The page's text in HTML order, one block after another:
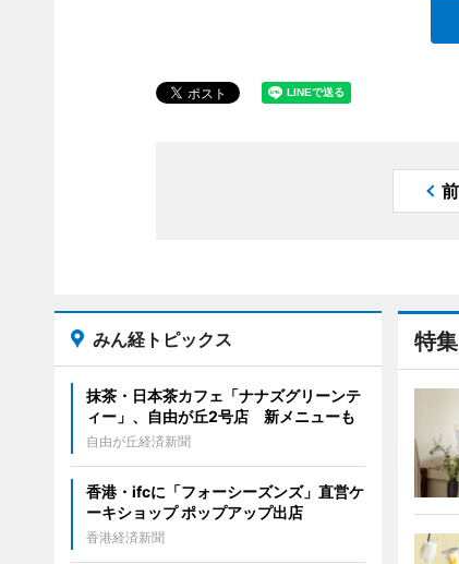
特集
みん経トピックス
抹茶・日本茶カフェ「ナナズグリーンテ
ィー」、自由が丘2号店 新メニューも
自由が丘経済新聞
香港・ifcに「フォーシーズンズ」直営ケ
ーキショップ ポップアップ出店
香港経済新聞